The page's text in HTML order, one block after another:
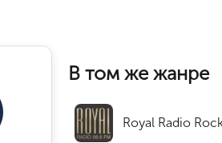
В том же жанре
Royal Radio